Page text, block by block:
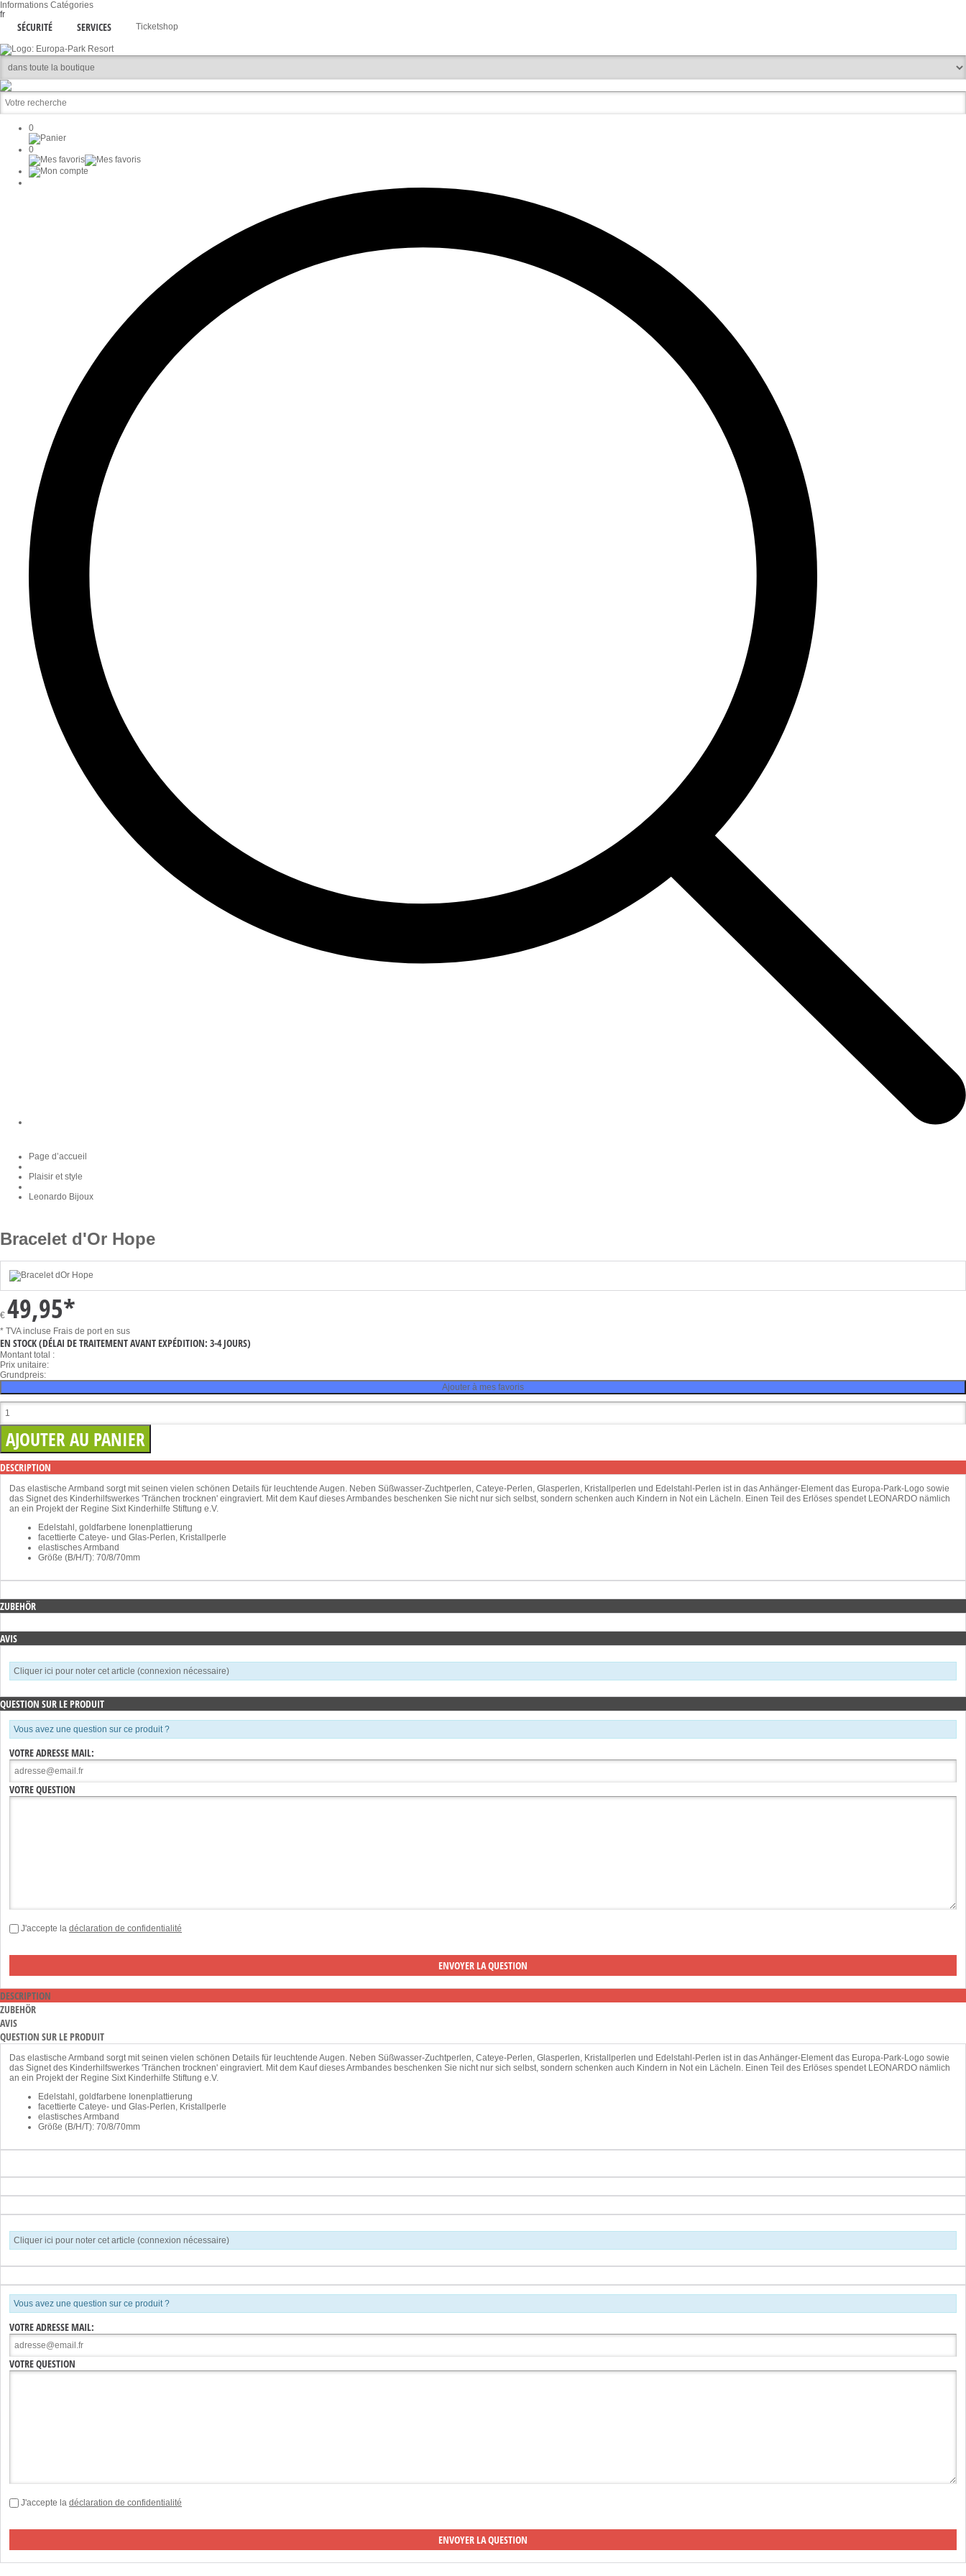
Informations Catégories
fr
SÉCURITÉ SERVICES Ticketshop
0
0
Page d’accueil
Plaisir et style
Leonardo Bijoux
Bracelet d'Or Hope
€ 49,95*
* TVA incluse Frais de port en sus
EN STOCK(DÉLAI DE TRAITEMENT AVANT EXPÉDITION: 3-4 JOURS)
Montant total :
Prix unitaire:
Grundpreis:
Ajouter à mes favoris
DESCRIPTION
Das elastische Armband sorgt mit seinen vielen schönen Details für leuchtende Augen. Neben Süßwasser-Zuchtperlen, Cateye-Perlen, Glasperlen, Kristallperlen und Edelstahl-Perlen ist in das Anhänger-Element das Europa-Park-Logo sowie
das Signet des Kinderhilfswerkes 'Tränchen trocknen' eingraviert. Mit dem Kauf dieses Armbandes beschenken Sie nicht nur sich selbst, sondern schenken auch Kindern in Not ein Lächeln. Einen Teil des Erlöses spendet LEONARDO nämlich
an ein Projekt der Regine Sixt Kinderhilfe Stiftung e.V.
Edelstahl, goldfarbene Ionenplattierung
facettierte Cateye- und Glas-Perlen, Kristallperle
elastisches Armband
Größe (B/H/T): 70/8/70mm
ZUBEHÖR
AVIS
Cliquer ici pour noter cet article (connexion nécessaire)
QUESTION SUR LE PRODUIT
Vous avez une question sur ce produit ?
VOTRE ADRESSE MAIL:
VOTRE QUESTION
J'accepte la déclaration de confidentialité
DESCRIPTION
ZUBEHÖR
AVIS
QUESTION SUR LE PRODUIT
Das elastische Armband sorgt mit seinen vielen schönen Details für leuchtende Augen. Neben Süßwasser-Zuchtperlen, Cateye-Perlen, Glasperlen, Kristallperlen und Edelstahl-Perlen ist in das Anhänger-Element das Europa-Park-Logo sowie
das Signet des Kinderhilfswerkes 'Tränchen trocknen' eingraviert. Mit dem Kauf dieses Armbandes beschenken Sie nicht nur sich selbst, sondern schenken auch Kindern in Not ein Lächeln. Einen Teil des Erlöses spendet LEONARDO nämlich
an ein Projekt der Regine Sixt Kinderhilfe Stiftung e.V.
Edelstahl, goldfarbene Ionenplattierung
facettierte Cateye- und Glas-Perlen, Kristallperle
elastisches Armband
Größe (B/H/T): 70/8/70mm
Cliquer ici pour noter cet article (connexion nécessaire)
Vous avez une question sur ce produit ?
VOTRE ADRESSE MAIL:
VOTRE QUESTION
J'accepte la déclaration de confidentialité